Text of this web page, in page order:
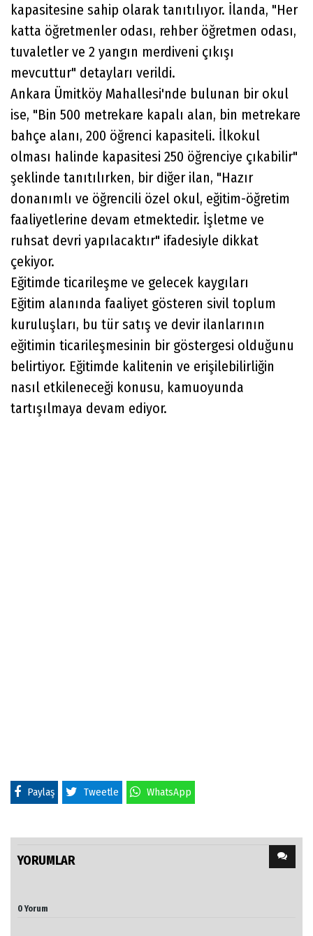
kapasitesine sahip olarak tanıtılıyor. İlanda, "Her
katta öğretmenler odası, rehber öğretmen odası,
tuvaletler ve 2 yangın merdiveni çıkışı
mevcuttur" detayları verildi.
Ankara Ümitköy Mahallesi'nde bulunan bir okul
ise, "Bin 500 metrekare kapalı alan, bin metrekare
bahçe alanı, 200 öğrenci kapasiteli. İlkokul
olması halinde kapasitesi 250 öğrenciye çıkabilir"
şeklinde tanıtılırken, bir diğer ilan, "Hazır
donanımlı ve öğrencili özel okul, eğitim-öğretim
faaliyetlerine devam etmektedir. İşletme ve
ruhsat devri yapılacaktır" ifadesiyle dikkat
çekiyor.
Eğitimde ticarileşme ve gelecek kaygıları
Eğitim alanında faaliyet gösteren sivil toplum
kuruluşları, bu tür satış ve devir ilanlarının
eğitimin ticarileşmesinin bir göstergesi olduğunu
belirtiyor. Eğitimde kalitenin ve erişilebilirliğin
nasıl etkileneceği konusu, kamuoyunda
tartışılmaya devam ediyor.
Paylaş Tweetle WhatsApp
YORUMLAR
0 Yorum